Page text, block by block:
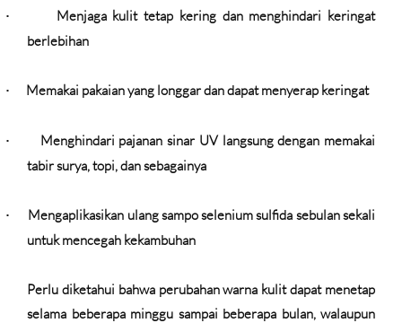
·
Menjaga kulit tetap kering dan menghindari keringat
berlebihan
· Memakai pakaian yang longgar dan dapat menyerap keringat
·
Menghindari pajanan sinar UV langsung dengan memakai
tabir surya, topi, dan sebagainya
·
Mengaplikasikan ulang sampo selenium sulfida sebulan sekali
untuk mencegah kekambuhan
Perlu diketahui bahwa perubahan warna kulit dapat menetap
selama beberapa minggu sampai beberapa bulan, walaupun